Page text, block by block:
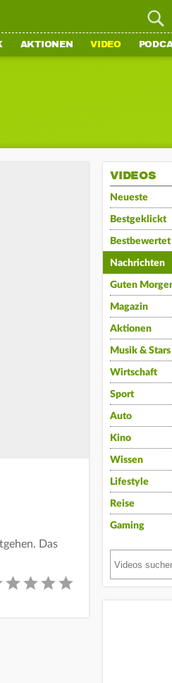
AKTIONEN VIDEO
Das
VIDEOS
Neueste
Bestgeklickt
Bestbewertet
Nachrichten
Guten
Magazin
Aktionen
Musik & Stars
Wirtschaft
Sport
Auto
Kino
Wissen
Lifestyle
Reise
Gaming